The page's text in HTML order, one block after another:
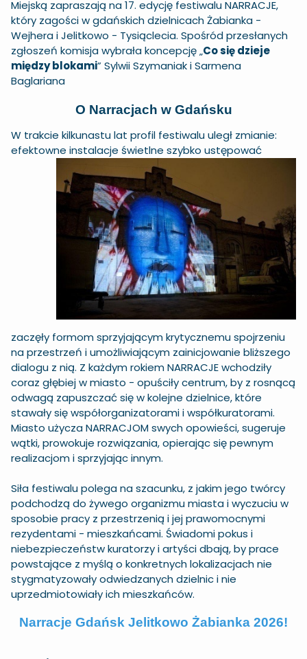
Miejską zapraszają na 17. edycję festiwalu NARRACJE,
który zagości w gdańskich dzielnicach Żabianka -
Wejhera i Jelitkowo - Tysiąclecia. Spośród przesłanych
zgłoszeń komisja wybrała koncepcję „Co się dzieje
między blokami” Sylwii Szymaniak i Sarmena
Baglariana
O Narracjach w Gdańsku
W trakcie kilkunastu lat profil festiwalu uległ zmianie:
efektowne instalacje świetlne szybko ustępować
zaczęły formom sprzyjającym krytycznemu spojrzeniu
na przestrzeń i umożliwiającym zainicjowanie bliższego
dialogu z nią. Z każdym rokiem NARRACJE wchodziły
coraz głębiej w miasto - opuściły centrum, by z rosnącą
odwagą zapuszczać się w kolejne dzielnice, które
stawały się współorganizatorami i współkuratorami.
Miasto użycza NARRACJOM swych opowieści, sugeruje
wątki, prowokuje rozwiązania, opierając się pewnym
realizacjom i sprzyjając innym.
Siła festiwalu polega na szacunku, z jakim jego twórcy
podchodzą do żywego organizmu miasta i wyczuciu w
sposobie pracy z przestrzenią i jej prawomocnymi
rezydentami - mieszkańcami. Świadomi pokus i
niebezpieczeństw kuratorzy i artyści dbają, by prace
powstające z myślą o konkretnych lokalizacjach nie
stygmatyzowały odwiedzanych dzielnic i nie
uprzedmiotowiały ich mieszkańców.
Narracje Gdańsk Jelitkowo Żabianka 2026!